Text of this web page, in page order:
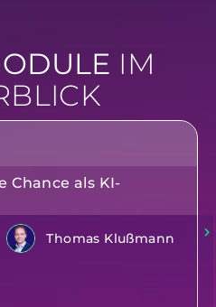
IM
Chance als KI-
Thomas Klußmann